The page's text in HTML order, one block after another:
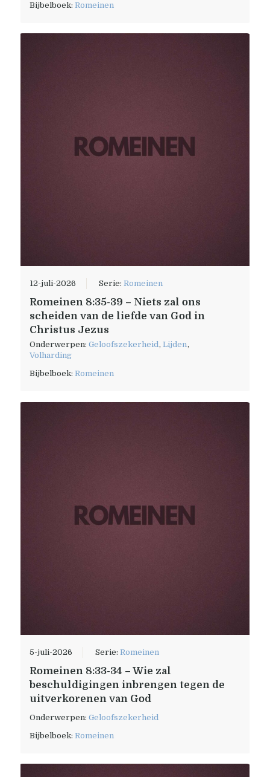
Bijbelboek:Romeinen
12-juli-2026 Serie:Romeinen
Romeinen 8:35-39 – Niets zal ons
scheiden van de liefde van God in
Christus Jezus
Onderwerpen:Geloofszekerheid,Lijden,
Volharding
Bijbelboek:Romeinen
5-juli-2026 Serie:Romeinen
Romeinen 8:33-34 – Wie zal
beschuldigingen inbrengen tegen de
uitverkorenen van God
Onderwerpen:Geloofszekerheid
Bijbelboek:Romeinen